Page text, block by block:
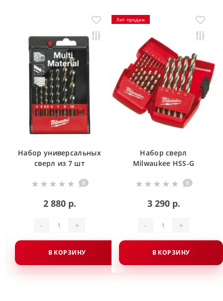
Набор универсальных
сверл из 7 шт
4932352336 0
2 880 р.
- +
В КОРЗИНУ
Хит продаж
Набор сверл
Milwaukee HSS-G
0
3 290 р.
- +
В КОРЗИНУ